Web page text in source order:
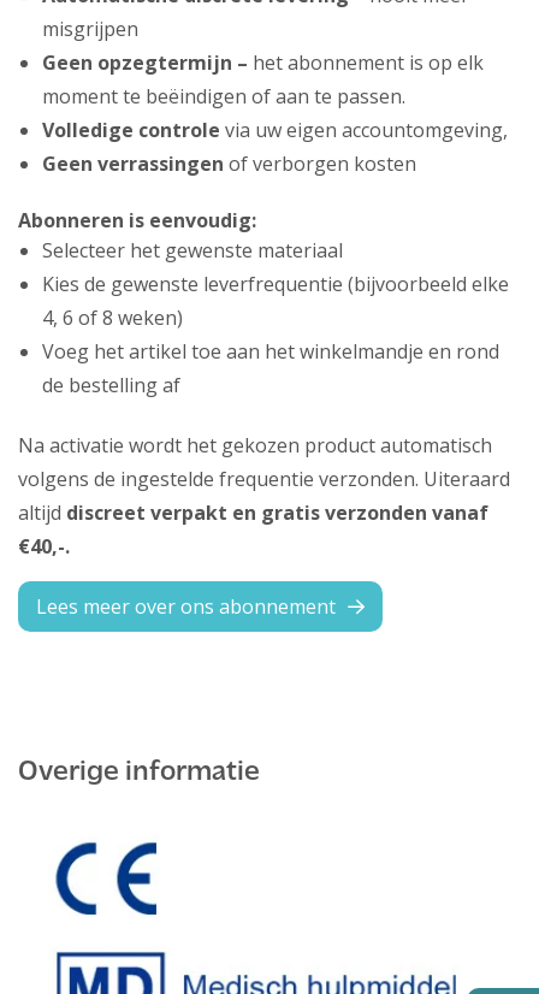
misgrijpen
Geen opzegtermijn – het abonnement is op elk
moment te beëindigen of aan te passen.
Volledige controle via uw eigen accountomgeving,
Geen verrassingen of verborgen kosten
Abonneren is eenvoudig:
Selecteer het gewenste materiaal
Kies de gewenste leverfrequentie (bijvoorbeeld elke
4, 6 of 8 weken)
Voeg het artikel toe aan het winkelmandje en rond
de bestelling af
Na activatie wordt het gekozen product automatisch
volgens de ingestelde frequentie verzonden. Uiteraard
altijd discreet verpakt en gratis verzonden vanaf
€40,-.
Lees meer over ons abonnement
Overige informatie